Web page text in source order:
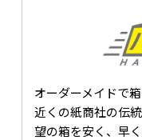
オーダーメイドで
近くの紙商社の伝
望の箱を安く、早